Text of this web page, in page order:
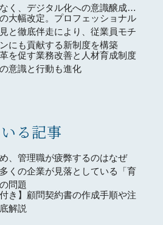
く、デジタル化への意識醸成に
大幅改定。プロフェッショナル
と徹底伴走により、従業員モチ
にも貢献する新制度を構築
を促す業務改善と人材育成制度
意識と行動も進化
る記事
、管理職が疲弊するのはなぜ
くの企業が見落としている「育
問題
付き】顧問契約書の作成手順や注
解説